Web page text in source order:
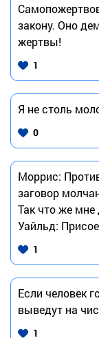
закону. Оно
жертвы!
1
Я не столь
0
Моррис:
заговор
Так что же мне
Уайльд:
1
Если человек
выведут на
1